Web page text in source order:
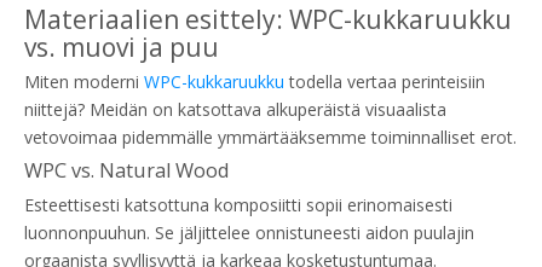
Materiaalien esittely: WPC-kukkaruukku
vs. muovi ja puu
Miten moderni WPC-kukkaruukkutodella vertaa perinteisiin
niittejä? Meidän on katsottava alkuperäistä visuaalista
vetovoimaa pidemmälle ymmärtääksemme toiminnalliset erot.
WPC vs. Natural Wood
Esteettisesti katsottuna komposiitti sopii erinomaisesti
luonnonpuuhun. Se jäljittelee onnistuneesti aidon puulajin
orgaanista syyllisyyttä ja karkeaa kosketustuntumaa.